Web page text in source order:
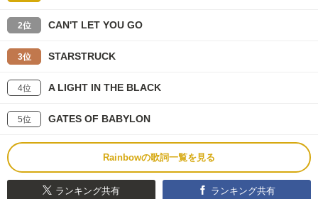
2位 CAN'T LET YOU GO
3位 STARSTRUCK
4位 A LIGHT IN THE BLACK
5位 GATES OF BABYLON
Rainbowの歌詞一覧を見る
ランキング共有 ランキング共有